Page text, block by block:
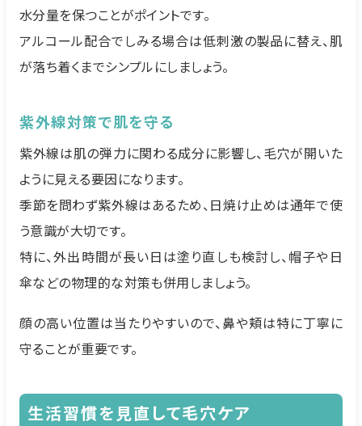
水分量を保つことがポイントです。
アルコール配合でしみる場合は低刺激の製品に替え、肌
が落ち着くまでシンプルにしましょう。
紫外線対策で肌を守る
紫外線は肌の弾力に関わる成分に影響し、毛穴が開いた
ように見える要因になります。
季節を問わず紫外線はあるため、日焼け止めは通年で使
う意識が大切です。
特に、外出時間が長い日は塗り直しも検討し、帽子や日
傘などの物理的な対策も併用しましょう。
顔の高い位置は当たりやすいので、鼻や頬は特に丁寧に
守ることが重要です。
生活習慣を見直して毛穴ケア